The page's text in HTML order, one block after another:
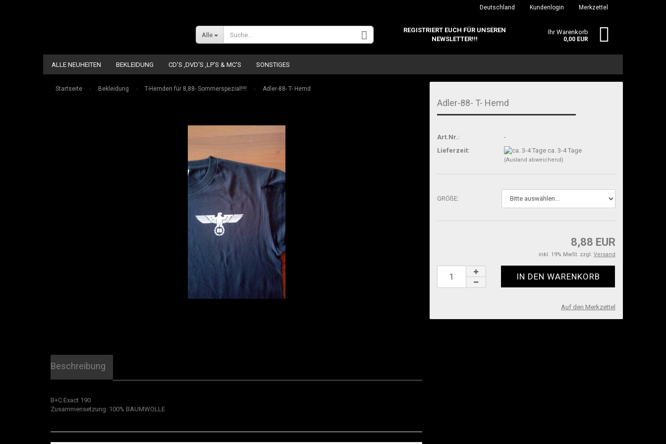
Deutschland Kundenlogin Merkzettel
Alle
REGISTRIERT EUCH FÜR UNSEREN
NEWSLETTER!!!
Ihr Warenkorb
0,00 EUR
ALLE NEUHEITEN BEKLEIDUNG CD'S ,DVD'S ,LP'S & MC'S SONSTIGES
Startseite » Bekleidung » T-Hemden für 8,88- Sommerspezial!!!! » Adler-88- T- Hemd
Adler-88- T- Hemd
Art.Nr.:
-
Lieferzeit:
ca. 3-4 Tage
(Ausland abweichend)
GRÖßE:
8,88 EUR
inkl. 19% MwSt. zzgl. Versand
Auf den Merkzettel
Beschreibung
B+C Exact 190
​Zusammensetzung: 100% BAUMWOLLE